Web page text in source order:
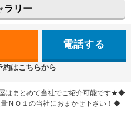
ラリー
電話する
約はこちらから
はまとめて当社でご紹介可能です★◆
ＮＯ１の当社におまかせ下さい！◆